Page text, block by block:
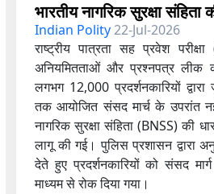
भारतीय नागरिक सुरक्षा संहिता
Indian Polity22-Jul-2026
राष्ट्रीय पात्रता सह प्रवेश
अनियमितताओं और प्रश्नपत्र लीक
लगभग 12,000 प्रदर्शनकारियों
तक आयोजित संसद मार्च के उपरांत
नागरिक सुरक्षा संहिता (BNSS) की
लागू की गई। पुलिस प्रशासन द्वारा
देते हुए प्रदर्शनकारियों को संसद
माध्यम से रोक दिया गया।